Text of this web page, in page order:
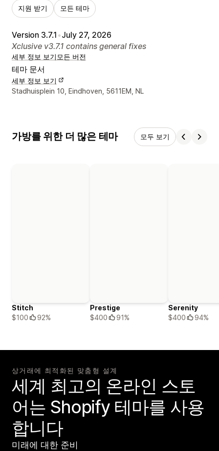
지원 받기 모든 테마
Version 3.7.1 •July 27, 2026
Xclusive v3.7.1 contains general fixes
세부 정보 보기 모든 버전
테마 문서
세부 정보 보기
디자이너 연락처 세부 정보
Stadhuisplein 10, Eindhoven, 5611EM, NL
가방를 위한 더 많은 테마 모두 보기
Stitch
$100
92%
Prestige
$400
91%
Serenity
$400
94%
상거래에 최적화된 맞춤형 설계
세계 최고의 온라인 스토
어는 Shopify 테마를 사용
합니다
미래에 대한 준비